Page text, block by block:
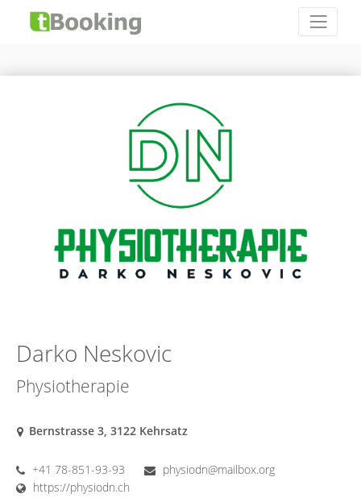
Darko Neskovic
Physiotherapie
Bernstrasse 3, 3122 Kehrsatz
+41 78-851-93-93
physiodn@mailbox.org
https://physiodn.ch